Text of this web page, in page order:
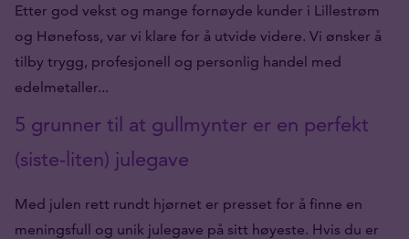
Etter god vekst og mange fornøyde kunder i Lillestrøm
og Hønefoss, var vi klare for å utvide videre. Vi ønsker å
tilby trygg, profesjonell og personlig handel med
edelmetaller...
5 grunner til at gullmynter er en perfekt
(siste-liten) julegave
Med julen rett rundt hjørnet er presset for å finne en
meningsfull og unik julegave på sitt høyeste. Hvis du er